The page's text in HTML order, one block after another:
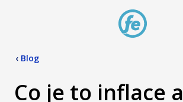
‹ Blog
Co je to inflace a